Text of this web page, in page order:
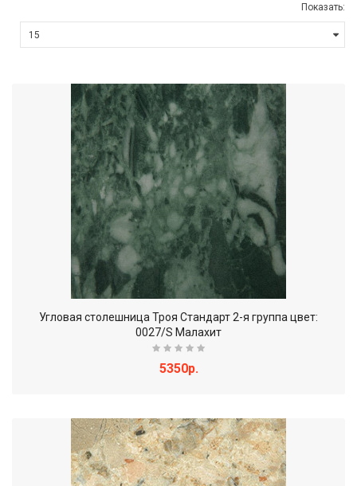
Показать:
Угловая столешница Троя Стандарт 2-я группа цвет:
0027/S Малахит
5350р.